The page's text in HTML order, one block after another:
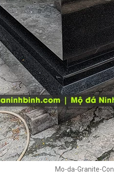
Mo-da-Granite-